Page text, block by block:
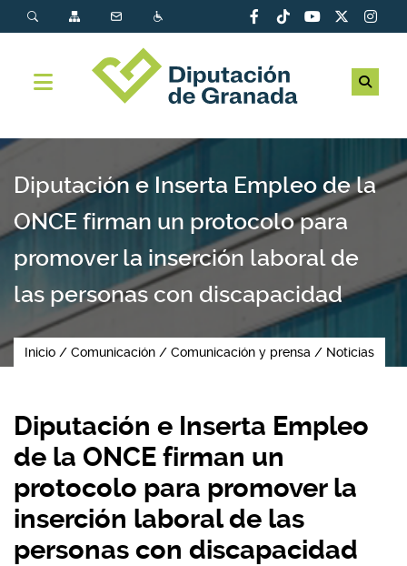
Diputación e Inserta Empleo de la
ONCE firman un protocolo para
promover la inserción laboral de
las personas con discapacidad
Inicio Comunicación Comunicación y prensa Noticias
Diputación e Inserta Empleo
de la ONCE firman un
protocolo para promover la
inserción laboral de las
personas con discapacidad